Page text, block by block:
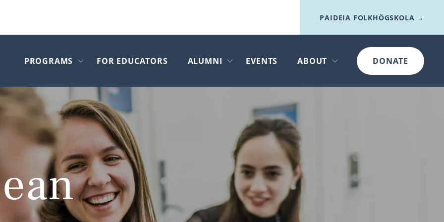
PAIDEIA FOLKHÖGSKOLA →
Skip to main content
PROGRAMS Open submenu
FOR EDUCATORS ALUMNI Open submenu
EVENTS ABOUT Open submenu
DONATE